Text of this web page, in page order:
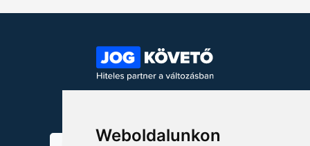
Weboldalunkon